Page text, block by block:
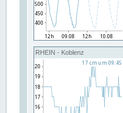
RHEIN - Koblenz